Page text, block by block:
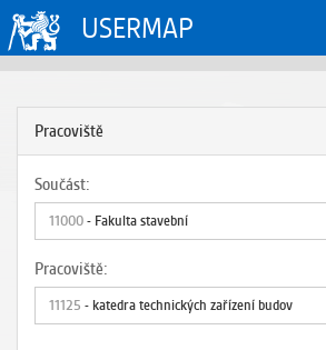
USERMAP
Pracoviště
Součást:
11000- Fakulta stavební
Pracoviště:
11125 - katedra technických zařízení budov